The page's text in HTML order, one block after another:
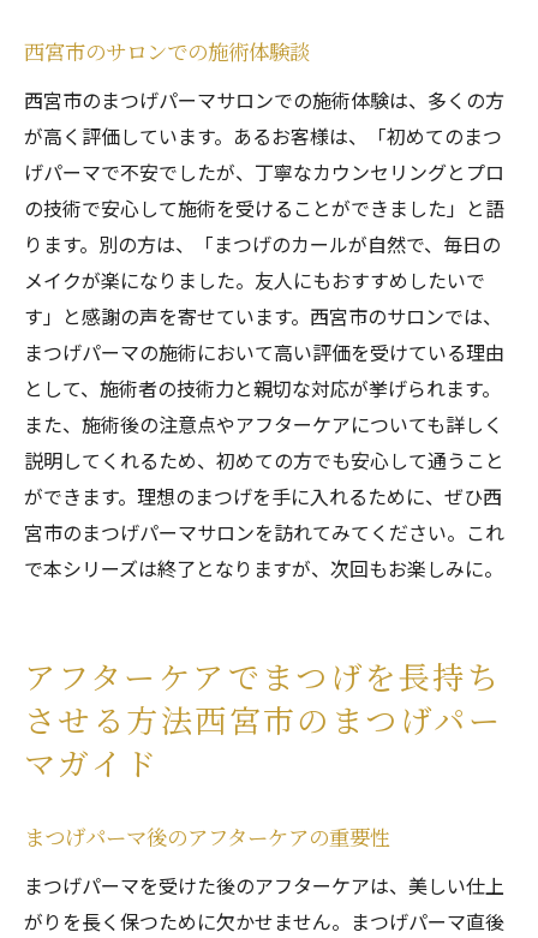
西宮市のサロンでの施術体験談
西宮市のまつげパーマサロンでの施術体験は、多くの方
が高く評価しています。あるお客様は、「初めてのまつ
げパーマで不安でしたが、丁寧なカウンセリングとプロ
の技術で安心して施術を受けることができました」と語
ります。別の方は、「まつげのカールが自然で、毎日の
メイクが楽になりました。友人にもおすすめしたいで
す」と感謝の声を寄せています。西宮市のサロンでは、
まつげパーマの施術において高い評価を受けている理由
として、施術者の技術力と親切な対応が挙げられます。
また、施術後の注意点やアフターケアについても詳しく
説明してくれるため、初めての方でも安心して通うこと
ができます。理想のまつげを手に入れるために、ぜひ西
宮市のまつげパーマサロンを訪れてみてください。これ
で本シリーズは終了となりますが、次回もお楽しみに。
アフターケアでまつげを長持ち
させる方法西宮市のまつげパー
マガイド
まつげパーマ後のアフターケアの重要性
まつげパーマを受けた後のアフターケアは、美しい仕上
がりを長く保つために欠かせません。まつげパーマ直後